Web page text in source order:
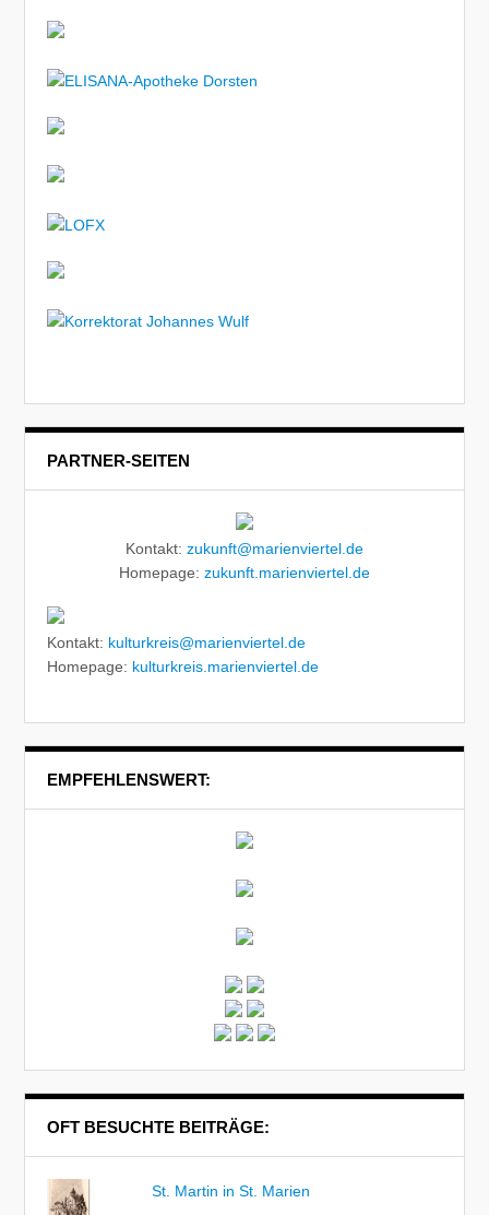
PARTNER-SEITEN
Kontakt: zukunft@marienviertel.de
Homepage: zukunft.marienviertel.de
Kontakt: kulturkreis@marienviertel.de
Homepage: kulturkreis.marienviertel.de
EMPFEHLENSWERT:
OFT BESUCHTE BEITRÄGE:
St. Martin in St. Marien